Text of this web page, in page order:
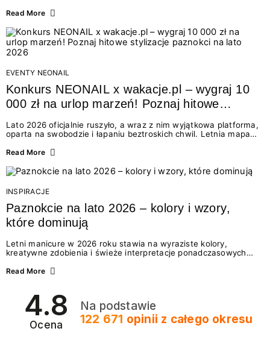
świata beauty i oszałamiających deserów to coś więcej niż
zmysłami: przez soczysty kolor, aksamitną teksturę,
orzeźwiający zapach i słodki akcent na podniebieniu. Tego lata
NEONAIL łączy siły z marką Willisch, tworząc unikalny projekt
na styku jedzenia i piękna....
Read More
EVENTY NEONAIL
Konkurs NEONAIL x wakacje.pl – wygraj 10
000 zł na urlop marzeń! Poznaj hitowe
Lato 2026 oficjalnie ruszyło, a wraz z nim wyjątkowa platforma,
oparta na swobodzie i łapaniu beztroskich chwil. Letnia mapa
doświadczenia wakacji – od spontanicznych wyjazdów, przez
Motywem przewodnim jest eksplorowanie i kolekcjonowanie
letnich momentów. Z tej okazji przygotowaliśmy coś absolutnie
wyjątkowego: wielki konkurs z wakacje.pl oraz dawkę
najgorętszych trendów w...
Read More
INSPIRACJE
Paznokcie na lato 2026 – kolory i wzory,
które dominują
Letni manicure w 2026 roku stawia na wyraziste kolory,
kreatywne zdobienia i świeże interpretacje ponadczasowych
zarówno energetycznych odcieni inspirowanych wakacjami, jak
2026? Znajdź inspirację dla swojego manicure!
Read More
4.8
Ocena
Na podstawie
122 671 opinii z całego okresu